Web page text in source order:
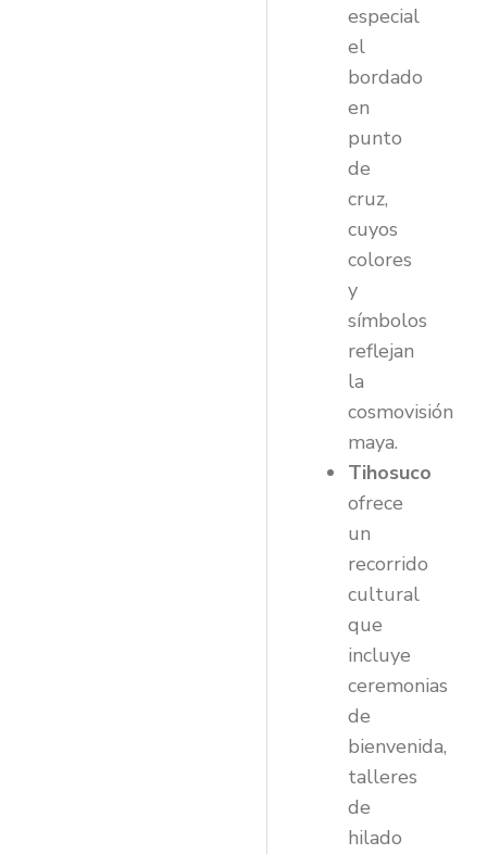
especial
el
bordado
en
punto
de
cruz,
cuyos
colores
y
símbolos
reflejan
la
cosmovisión
maya.
Tihosuco
ofrece
un
recorrido
cultural
que
incluye
ceremonias
de
bienvenida,
talleres
de
hilado